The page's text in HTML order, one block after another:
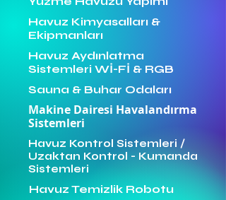
Havuz Kimyasalları &
Ekipmanları
Havuz Aydınlatma
Sistemleri Wİ-Fİ & RGB
Sauna & Buhar Odaları
Makine Dairesi Havalandırma
Sistemleri
Havuz Kontrol Sistemleri /
Uzaktan Kontrol - Kumanda
Sistemleri
Havuz Temizlik Robotu